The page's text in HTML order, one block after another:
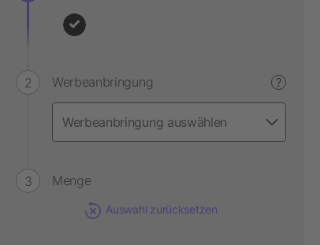
Werbeanbringung ?
Menge
Auswahl zurücksetzen